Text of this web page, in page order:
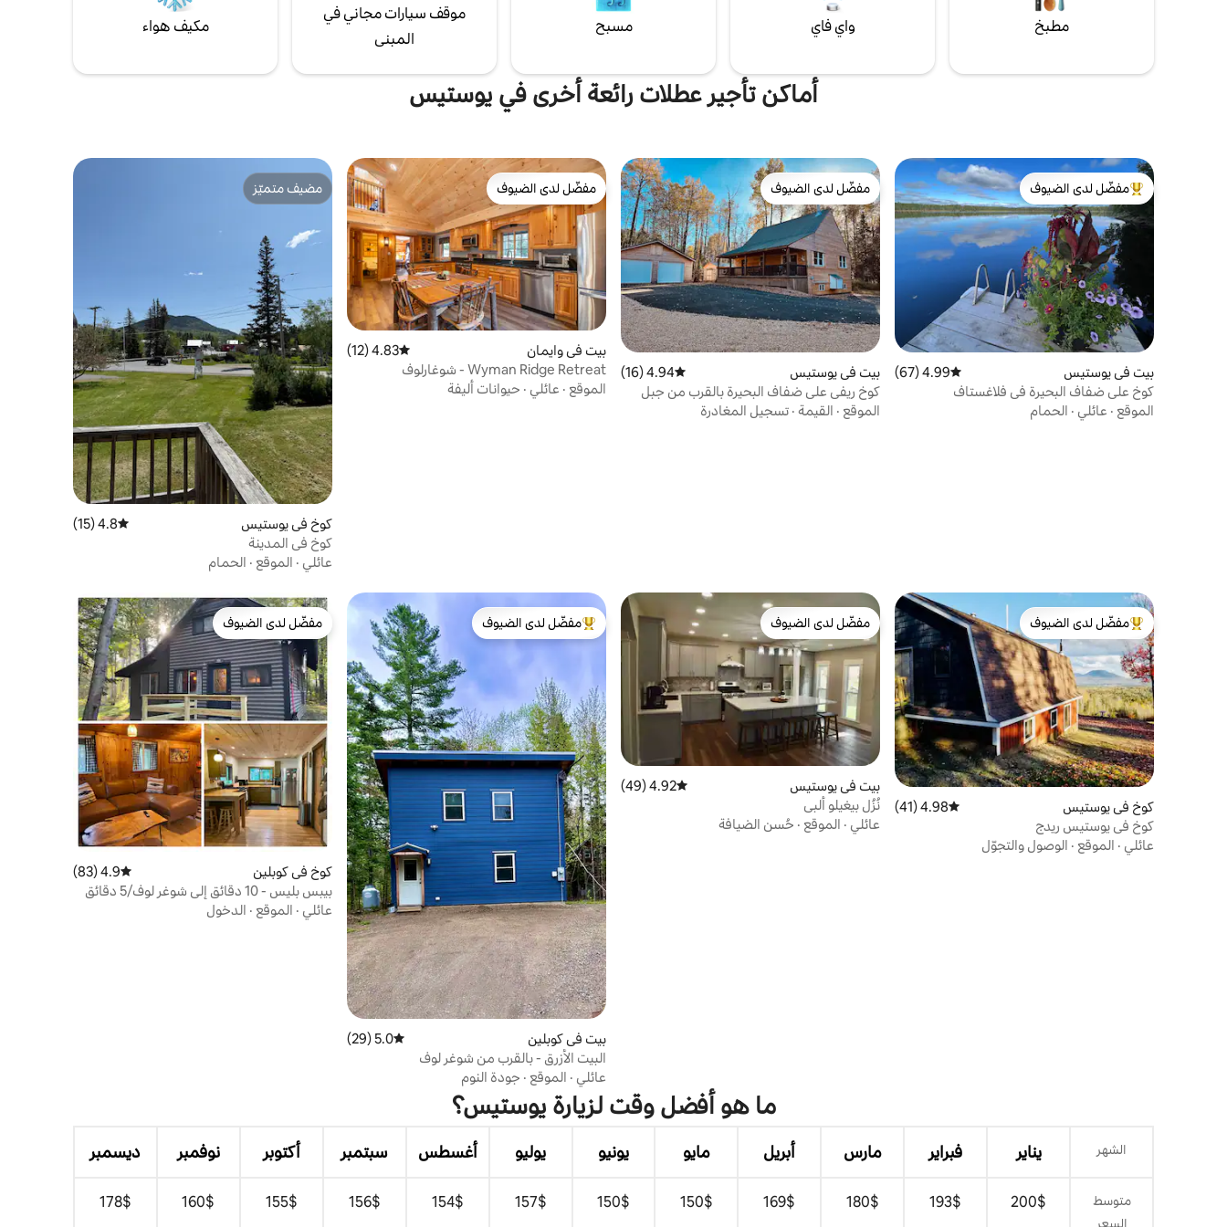
مطبخ واي فاي مسبح
موقف سيارات مجاني في
المبنى
مكيف هواء
أماكن تأجير عطلات رائعة أخرى في يوستيس
من أبرز البيوت المفضّلة لدى الضيوف
مفضّل لدى الضيوف
بيت في يوستيس متوسط التقييم 4.99 من 5، 67 مراجعات
4.99 (67)
كوخ على ضفاف البحيرة في فلاغستاف
الموقع · عائلي · الحمام
مفضّل لدى الضيوف
مفضّل لدى الضيوف
بيت في يوستيس متوسط التقييم 4.94 من 5، 16 مراجعات
4.94 (16)
كوخ ريفي على ضفاف البحيرة بالقرب من جبل
شوغارلوف!
الموقع · القيمة · تسجيل المغادرة
مفضّل لدى الضيوف
مفضّل لدى الضيوف
بيت في وايمان متوسط التقييم 4.83 من 5، 12 مراجعات
4.83 (12)
Wyman Ridge Retreat - شوغارلوف
الموقع · عائلي · حيوانات أليفة
مضيف متميّز
مضيف متميّز
كوخ في يوستيس متوسط التقييم 4.8 من 5، 15 مراجعات
4.8 (15)
كوخ في المدينة
عائلي · الموقع · الحمام
من أبرز البيوت المفضّلة لدى الضيوف
مفضّل لدى الضيوف
كوخ في يوستيس متوسط التقييم 4.98 من 5، 41 مراجعات
4.98 (41)
كوخ في يوستيس ريدج
عائلي · الموقع · الوصول والتجوّل
مفضّل لدى الضيوف
مفضّل لدى الضيوف
بيت في يوستيس متوسط التقييم 4.92 من 5، 49 مراجعات
4.92 (49)
نُزُل بيغيلو ألبي
عائلي · الموقع · حُسن الضيافة
من أبرز البيوت المفضّلة لدى الضيوف
مفضّل لدى الضيوف
بيت في كوبلين متوسط التقييم 5.0 من 5، 29 مراجعات
5.0 (29)
البيت الأزرق - بالقرب من شوغر لوف
عائلي · الموقع · جودة النوم
مفضّل لدى الضيوف
مفضّل لدى الضيوف
كوخ في كوبلين متوسط التقييم 4.9 من 5، 83 مراجعات
4.9 (83)
بيبس بليس - 10 دقائق إلى شوغر لوف/5 دقائق
إلى فلاغستاف
عائلي · الموقع · الدخول
ما هو أفضل وقت لزيارة يوستيس؟
الشهر يناير فبراير مارس أبريل مايو يونيو يوليو أغسطس سبتمبر أكتوبر نوفمبر ديسمبر
متوسط
السعر
$‏200
$‏193
$‏180
$‏169
$‏150
$‏150
$‏157
$‏154
$‏156
$‏155
$‏160
$‏178